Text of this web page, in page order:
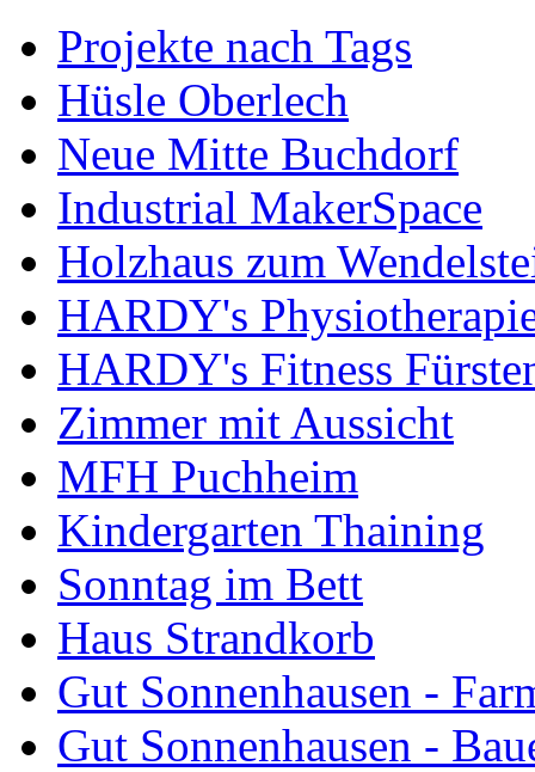
Projekte nach Tags
Hüsle Oberlech
Neue Mitte Buchdorf
Industrial MakerSpace
Holzhaus zum
HARDY's
HARDY's Fitness
Zimmer mit Aussicht
MFH Puchheim
Kindergarten Thaining
Sonntag im Bett
Haus Strandkorb
Gut Sonnenhausen -
Gut Sonnenhausen -